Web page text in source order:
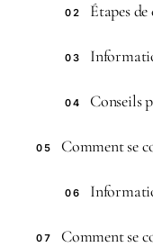
02 Étapes
03
04 Conseils
05 Comment se
06
07 Comment se